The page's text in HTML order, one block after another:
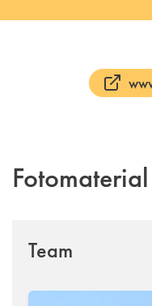
Team